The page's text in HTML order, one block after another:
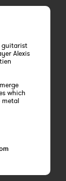
guitarist
Alexis
which
metal